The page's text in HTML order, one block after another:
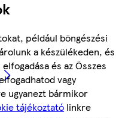
például böngészési
a készülékeden, és
és az Összes
vagy
ugyanezt bármikor
tájékoztató linkre